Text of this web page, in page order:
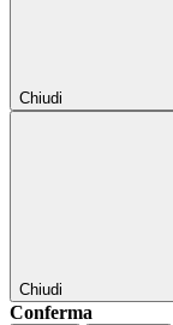
Chiudi
Chiudi
Conferma